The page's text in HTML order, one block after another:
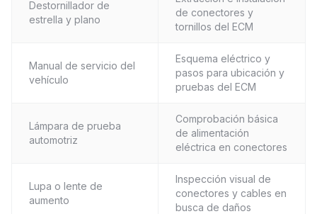
Destornillador de
estrella y plano
de conectores y
tornillos del ECM
Manual de servicio del
vehículo
Esquema eléctrico y
pasos para ubicación y
pruebas del ECM
Lámpara de prueba
automotriz
Comprobación básica
de alimentación
eléctrica en conectores
Lupa o lente de
aumento
Inspección visual de
conectores y cables en
busca de daños